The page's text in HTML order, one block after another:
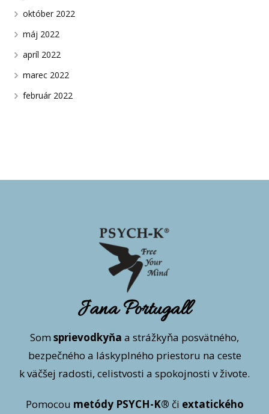
október 2022
máj 2022
apríl 2022
marec 2022
február 2022
Jana Portugall
Som sprievodkyňa a strážkyňa posvätného,
bezpečného a láskyplného priestoru na ceste
k väčšej radosti, celistvosti a spokojnosti v živote.
Pomocou metódy PSYCH-K® či extatického